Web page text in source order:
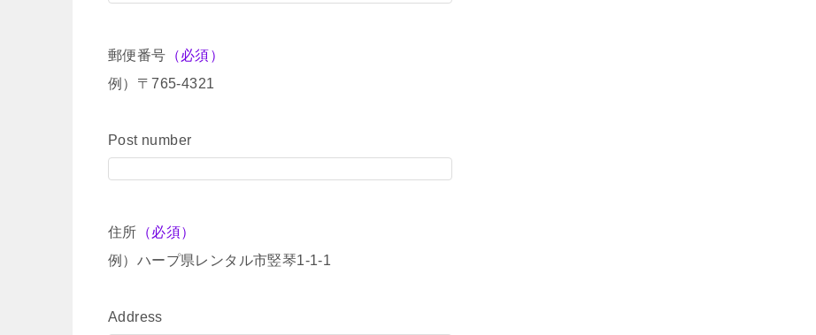
郵便番号 （必須）
例）〒765-4321
Post number
住所 （必須）
例）ハープ県レンタル市竪琴1-1-1
Address